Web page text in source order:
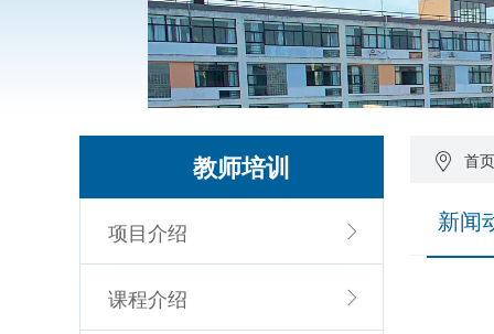
首页
新闻
教师培训
项目介绍
课程介绍